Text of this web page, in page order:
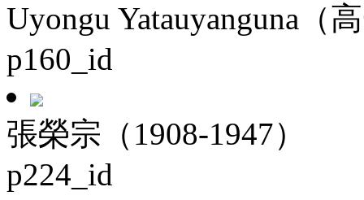
Uyongu Yatauyanguna（
p160_id
張榮宗（1908-1947）
p224_id